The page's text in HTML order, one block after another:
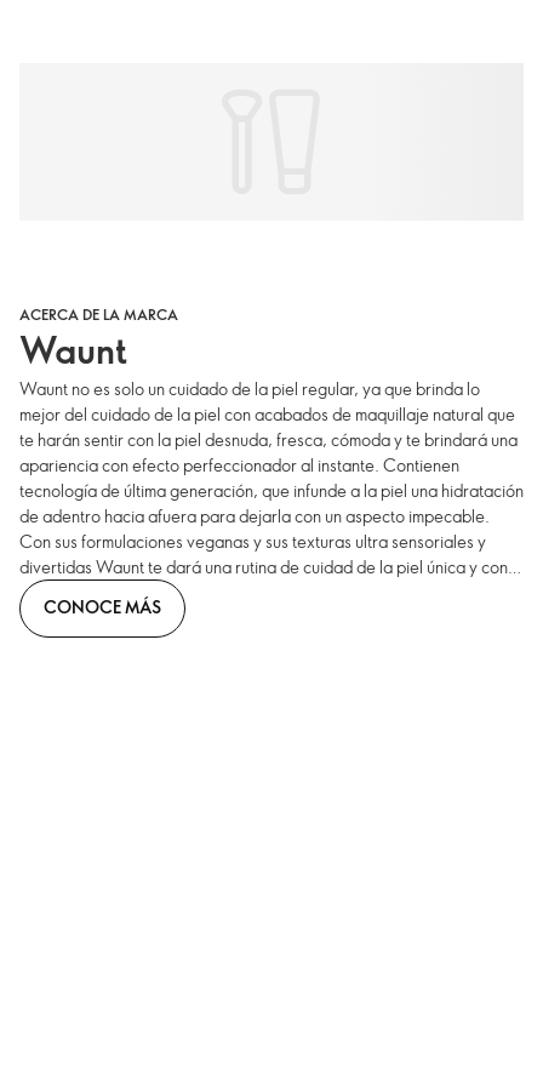
ACERCA DE LA MARCA
Waunt
Waunt no es solo un cuidado de la piel regular, ya que brinda lo
mejor del cuidado de la piel con acabados de maquillaje natural que
te harán sentir con la piel desnuda, fresca, cómoda y te brindará una
apariencia con efecto perfeccionador al instante. Contienen
tecnología de última generación, que infunde a la piel una hidratación
de adentro hacia afuera para dejarla con un aspecto impecable.
Con sus formulaciones veganas y sus texturas ultra sensoriales y
divertidas Waunt te dará una rutina de cuidad de la piel única y con
resultados excepcionales.
CONOCE MÁS